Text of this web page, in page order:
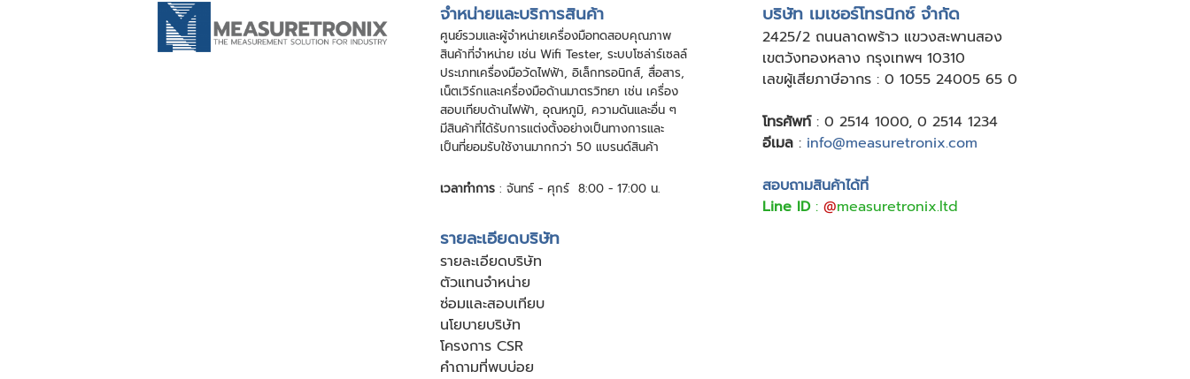
จําหน่ายและบริการสินค้า
ศูนย์รวมและผู้จําหน่ายเครื่องมือทดสอบคุณภาพ
สินค้าที่จําหน่าย เช่น Wifi Tester, ระบบโซล่าร์เซลล์
ประเภทเครื่องมือวัดไฟฟ้า, อิเล็กทรอนิกส์, สื่อสาร,
เน็ตเวิร์กและเครื่องมือด้านมาตรวิทยา เช่น เครื่อง
สอบเทียบด้านไฟฟ้า, อุณหภูมิ, ความดันและอื่น ๆ
มีสินค้าที่ได้รับการแต่งตั้งอย่างเป็นทางการและ
เป็นที่ยอมรับใช้งานมากกว่า 50 แบรนด์สินค้า
เวลาทำการ : จันทร์ - ศุกร์ 8:00 - 17:00 น.
บริษัท เมเชอร์โทรนิกซ์ จำกัด
2425/2 ถนนลาดพร้าว แขวงสะพานสอง
เขตวังทองหลาง กรุงเทพฯ 10310
เลขผู้เสียภาษีอากร : 0 1055 24005 65 0
โทรศัพท์: 0 2514 1000, 0 2514 1234
อีเมล : info@measuretronix.com
สอบถามสินค้าได้ที่
Line ID: @measuretronix.ltd
รายละเอียดบริษัท
รายละเอียดบริษัท
ตัวแทนจำหน่าย
ซ่อมและสอบเทียบ
นโยบายบริษัท
โครงการ CSR
คำถามที่พบบ่อย